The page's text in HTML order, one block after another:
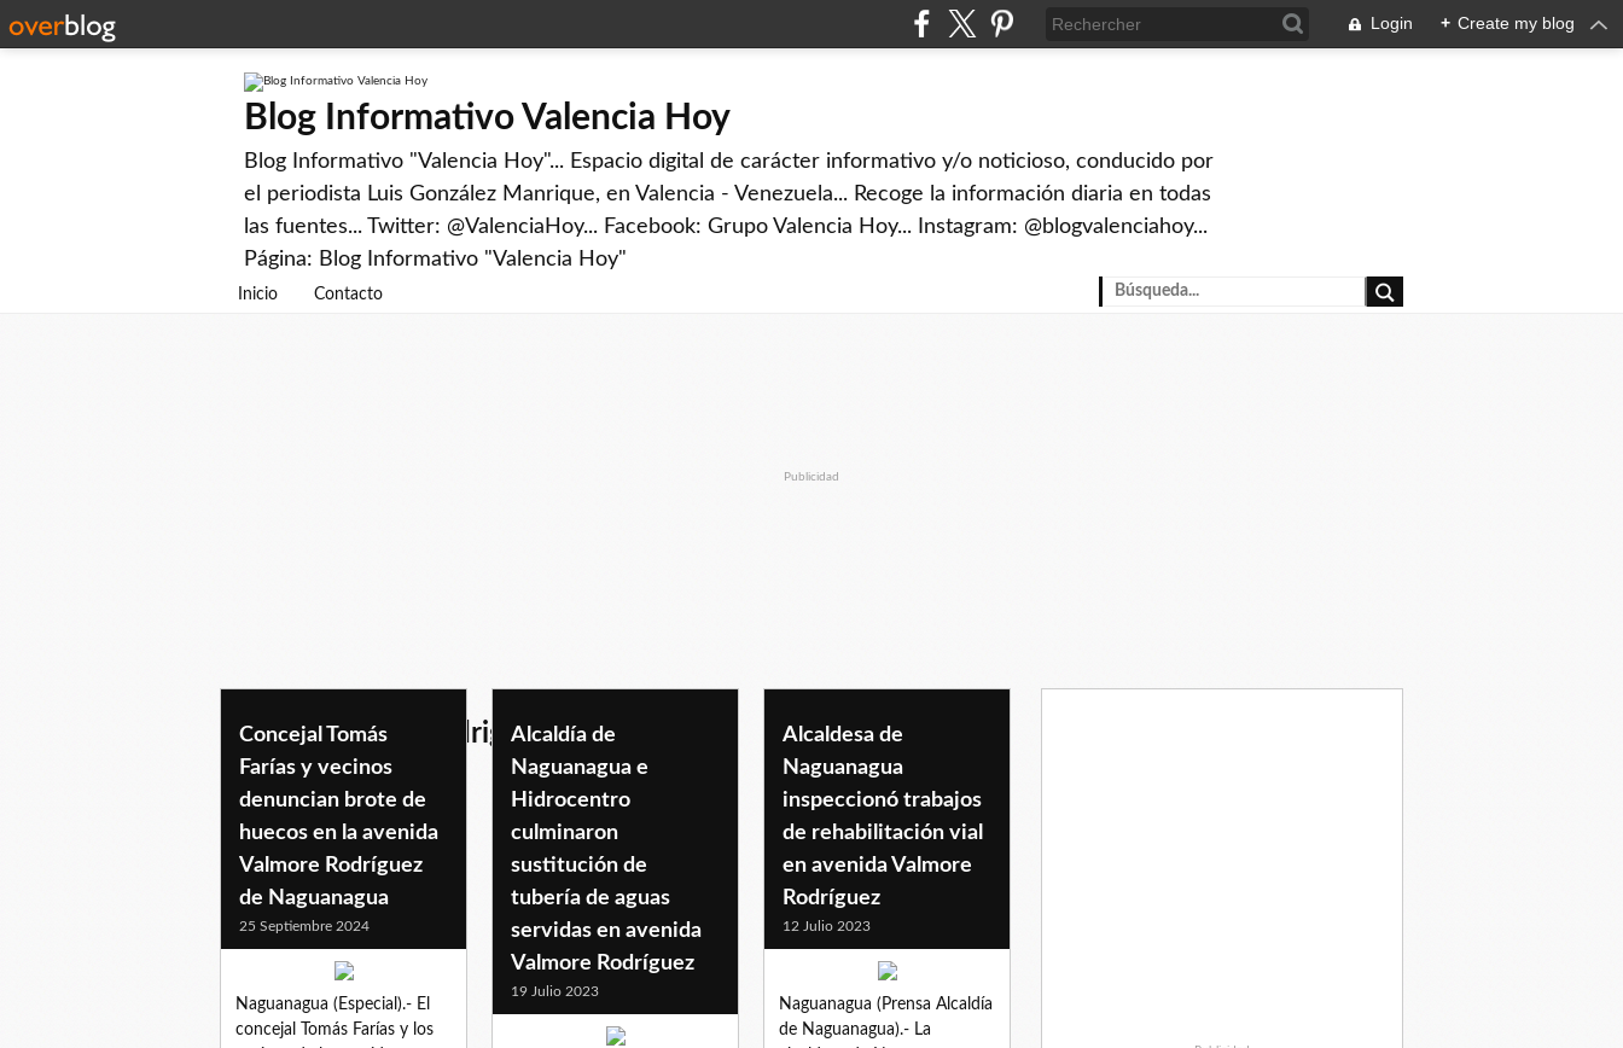
Login + Create my blog
Blog Informativo Valencia Hoy
Blog Informativo "Valencia Hoy"... Espacio digital de carácter informativo y/o noticioso, conducido por
el periodista Luis González Manrique, en Valencia - Venezuela... Recoge la información diaria en todas
las fuentes... Twitter: @ValenciaHoy... Facebook: Grupo Valencia Hoy... Instagram: @blogvalenciahoy...
Página: Blog Informativo "Valencia Hoy"
Inicio Contacto
Publicidad
avenidavalmorerodriguez
Concejal Tomás
Farías y vecinos
denuncian brote de
huecos en la avenida
Valmore Rodríguez
de Naguanagua
25 Septiembre 2024
Naguanagua (Especial).- El
concejal Tomás Farías y los
Alcaldía de
Naguanagua e
Hidrocentro
culminaron
sustitución de
tubería de aguas
servidas en avenida
Valmore Rodríguez
19 Julio 2023
Alcaldesa de
Naguanagua
inspeccionó trabajos
de rehabilitación vial
en avenida Valmore
Rodríguez
12 Julio 2023
Naguanagua (Prensa Alcaldía
de Naguanagua).- La